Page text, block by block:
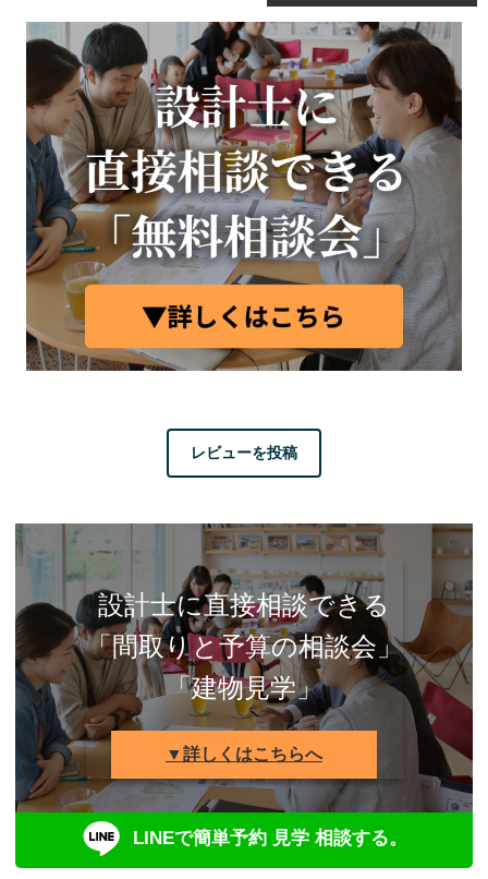
レビューを投稿
設計士に直接相談できる
「間取りと予算の相談会」
「建物見学」
▼詳しくはこちらへ
LINEで簡単予約 見学 相談する。